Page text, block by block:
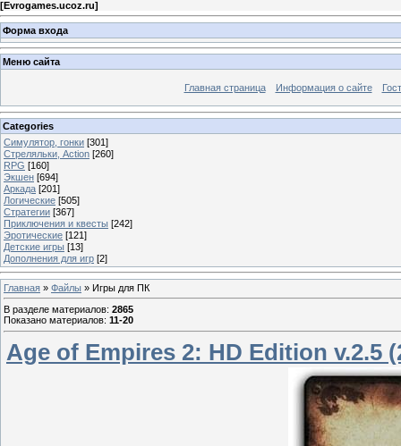
[Evrogames.ucoz.ru]
Форма входа
Меню сайта
Главная страница Информация о сайте
Categories
Симулятор, гонки [301]
Стреляльки, Action [260]
RPG [160]
Экшен [694]
Аркада [201]
Логические [505]
Стратегии [367]
Приключения и квесты [242]
Эротические [121]
Детские игры [13]
Дополнения для игр [2]
Главная » Файлы » Игры для ПК
В разделе материалов: 2865
Показано материалов: 11-20
Age of Empires 2: HD Edition v.2.5